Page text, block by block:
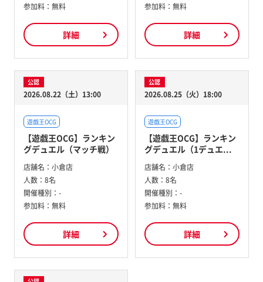
参加料： 無料
詳細
参加料： 無料
詳細
公認
2026.08.22（土）13:00
遊戯王OCG
【遊戯王OCG】ランキン
グデュエル（マッチ戦）
店舗名： 小倉店
人数： 8名
開催種別： -
参加料： 無料
詳細
公認
2026.08.25（火）18:00
遊戯王OCG
【遊戯王OCG】ランキン
グデュエル（1デュエ...
店舗名： 小倉店
人数： 8名
開催種別： -
参加料： 無料
詳細